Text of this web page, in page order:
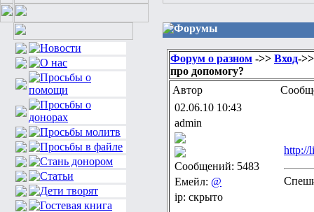
Форумы
Форум о разном ->> Вход-
про допомогу?
Автор
02.06.10 10:43
admin
Сообщений: 5483
Емейл: @
ip: скрыто
http://